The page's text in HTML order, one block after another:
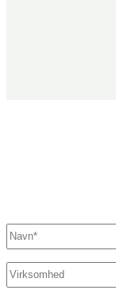
Navn *
Virksomhed